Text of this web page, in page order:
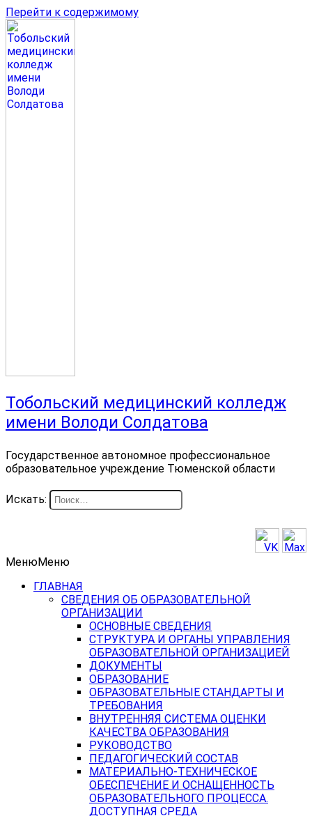
Перейти к содержимому
Тобольский медицинский колледж
имени Володи Солдатова
Государственное автономное профессиональное
образовательное учреждение Тюменской области
Искать:
МенюМеню
ГЛАВНАЯ
СВЕДЕНИЯ ОБ ОБРАЗОВАТЕЛЬНОЙ
ОРГАНИЗАЦИИ
ОСНОВНЫЕ СВЕДЕНИЯ
СТРУКТУРА И ОРГАНЫ УПРАВЛЕНИЯ
ОБРАЗОВАТЕЛЬНОЙ ОРГАНИЗАЦИЕЙ
ДОКУМЕНТЫ
ОБРАЗОВАНИЕ
ОБРАЗОВАТЕЛЬНЫЕ СТАНДАРТЫ И
ТРЕБОВАНИЯ
ВНУТРЕННЯЯ СИСТЕМА ОЦЕНКИ
КАЧЕСТВА ОБРАЗОВАНИЯ
РУКОВОДСТВО
ПЕДАГОГИЧЕСКИЙ СОСТАВ
МАТЕРИАЛЬНО-ТЕХНИЧЕСКОЕ
ОБЕСПЕЧЕНИЕ И ОСНАЩЕННОСТЬ
ОБРАЗОВАТЕЛЬНОГО ПРОЦЕССА.
ДОСТУПНАЯ СРЕДА